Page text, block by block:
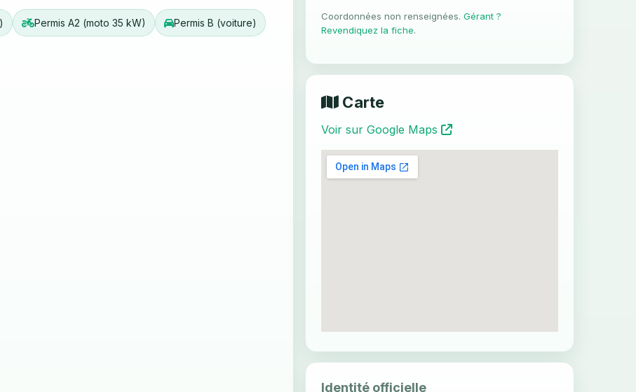
Permis A2 (moto 35 kW) Permis B (voiture)
Coordonnées non renseignées. Gérant ?
Revendiquez la fiche.
Carte
Voir sur Google Maps
Identité officielle